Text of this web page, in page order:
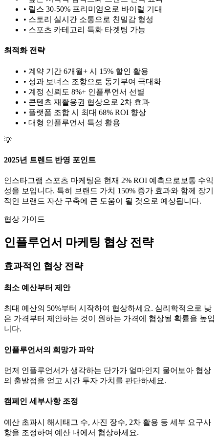
• 릴스 30-50% 프리미엄으로 바이럴 기대
• 스토리 실시간 소통으로 친밀감 형성
• 스포츠 카테고리 특화 타겟팅 가능
최적화 전략
• 계약 기간 6개월+ 시 15% 할인 활용
• 성과 보너스 조항으로 동기부여 극대화
• 계정 신뢰도 8%+ 인플루언서 선별
• 콘텐츠 재활용권 협상으로 2차 효과
• 플랫폼 조합 시 최대 68% ROI 향상
• 대형 인플루언서 특성 활용
💡
2025년 트렌드 반영 포인트
인스타그램 스포츠 마케팅은 현재 2% ROI 예측으로 보통 수익
성을 보입니다. 특히 브랜드 가치
150% 증가 효과와 함께 장기
적인 브랜드 자산 구축에 큰 도움이 될 것으로 예상됩니다.
협상 가이드
인플루언서 마케팅 협상 전략
효과적인 협상 전략
최소 예산부터 제안
최대 예산의 50%부터 시작하여 협상하세요. 심리학적으로 낮
은 가격부터 제안하는 것이 원하는 가격에 협상될 확률을 높입
니다.
인플루언서의 희망가 파악
먼저 인플루언서가 생각하는 단가가 얼마인지 물어보아 협상
의 출발점을 얻고 시간 투자 가치를 판단하세요.
캠페인 세부사항 조정
예산 초과시 해시태그 수, 사진 장수, 2차 활용 등 세부 요구사
항을 조정하여 예산 내에서 협상하세요.